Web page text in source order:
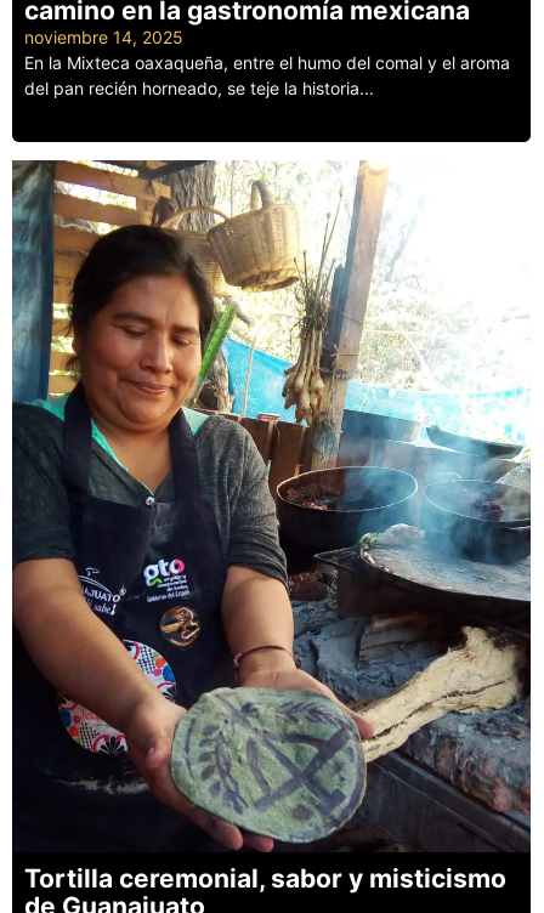
camino en la gastronomía mexicana
noviembre 14, 2025
En la Mixteca oaxaqueña, entre el humo del comal y el aroma
del pan recién horneado, se teje la historia...
Tortilla ceremonial, sabor y misticismo
de Guanajuato